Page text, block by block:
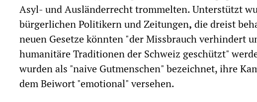
Asyl- und Ausländerrecht trommelten. Unterstützt
bürgerlichen Politikern und Zeitungen, die dreist
neuen Gesetze könnten "der Missbrauch verhindert
humanitäre Traditionen der Schweiz geschützt"
wurden als "naive Gutmenschen" bezeichnet, ihre
dem Beiwort "emotional" versehen.